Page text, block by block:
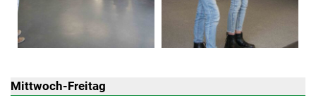
Mittwoch-Freitag